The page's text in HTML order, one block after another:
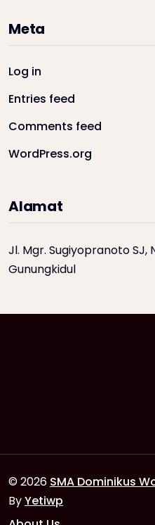
Meta
Log in
Entries feed
Comments feed
WordPress.org
Alamat
Jl. Mgr. Sugiyopranoto SJ,
Gunungkidul
© 2026 SMA Dominikus
ByYetiwp